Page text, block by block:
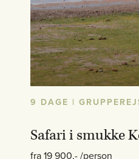
9 DAGE |
Safari i smukke
fra 19 900,- /person